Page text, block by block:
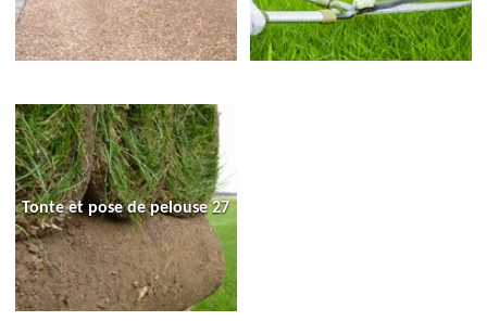
Tonte et pose de pelouse 27